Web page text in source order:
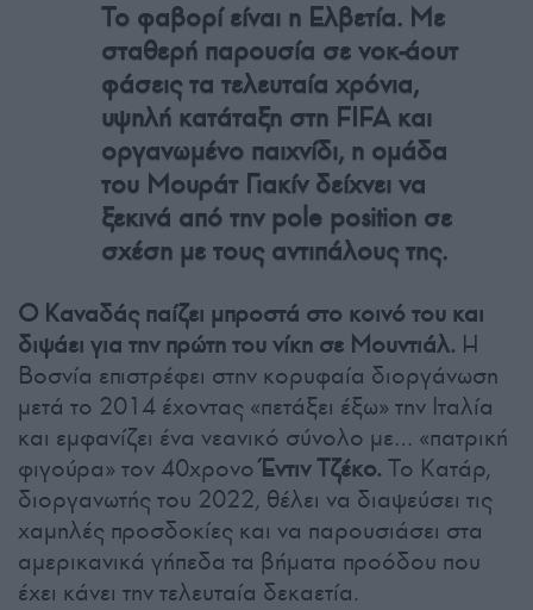
Το φαβορί είναι η Ελβετία. Με
σταθερή παρουσία σε νοκ-άουτ
φάσεις τα τελευταία χρόνια,
υψηλή κατάταξη στη FIFA και
οργανωμένο παιχνίδι, η ομάδα
του Μουράτ Γιακίν δείχνει να
ξεκινά από την pole position σε
σχέση με τους αντιπάλους της.
Ο Καναδάς παίζει μπροστά στο κοινό του και
διψάει για την πρώτη του νίκη σε Μουντιάλ. Η
Βοσνία επιστρέφει στην κορυφαία διοργάνωση
μετά το 2014 έχοντας «πετάξει έξω» την Ιταλία
και εμφανίζει ένα νεανικό σύνολο με… «πατρική
φιγούρα» τον 40χρονοΈντιν Τζέκο. Το Κατάρ,
διοργανωτής του 2022, θέλει να διαψεύσει τις
χαμηλές προσδοκίες και να παρουσιάσει στα
αμερικανικά γήπεδα τα βήματα προόδου που
έχει κάνει την τελευταία δεκαετία.